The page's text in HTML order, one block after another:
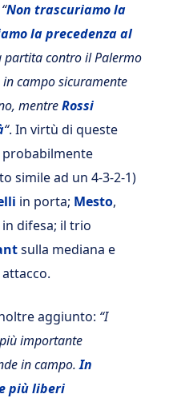
“Non trascuriamo la
la precedenza al
partita contro il Palermo
campo sicuramente
mentreRossi
“. In virtù di queste
simile ad un 4-3-2-1)
in porta; Mesto,
in difesa; il trio
sulla mediana e
aggiunto: “I
importante
in campo.In
più liberi